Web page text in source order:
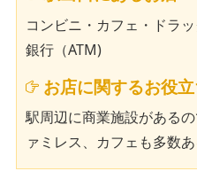
コンビニ・カフェ・ドラ
銀行（ATM)
お店に関するお役
駅周辺に商業施設がある
ァミレス、カフェも多数あ